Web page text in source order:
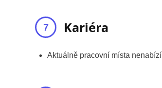
Kariéra
Aktuálně pracovní místa nenabízí